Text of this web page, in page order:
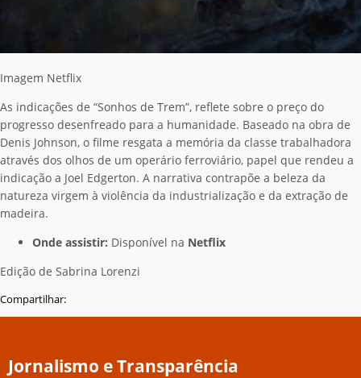
Imagem Netflix
As indicações de “Sonhos de Trem”, reflete sobre o preço do
progresso desenfreado para a humanidade. Baseado na obra de
Denis Johnson, o filme resgata a memória da classe trabalhadora
através dos olhos de um operário ferroviário, papel que rendeu a
indicação a Joel Edgerton. A narrativa contrapõe a beleza da
natureza virgem à violência da industrialização e da extração de
madeira.
Onde assistir: Disponível na Netflix
Edição de Sabrina Lorenzi
Compartilhar:
Jornalismo e Transparência